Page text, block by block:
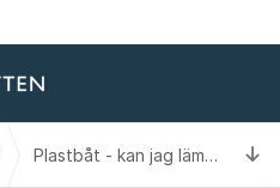
Plastbåt - kan jag lämna det på en återvinningcentral?